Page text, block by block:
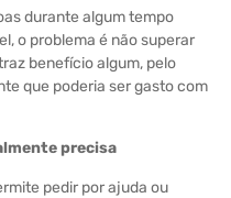
durante algum tempo
o problema é não superar
benefício algum, pelo
que poderia ser gasto com
precisa
pedir por ajuda ou